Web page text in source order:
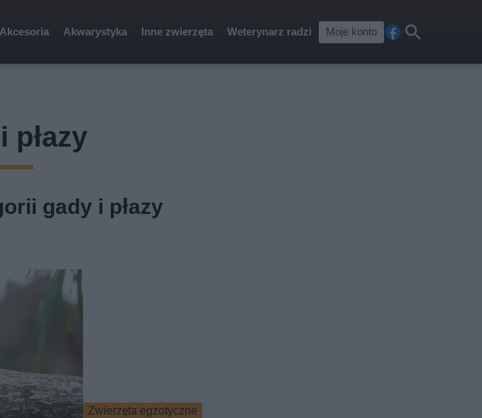
Akcesoria Akwarystyka Inne zwierzęta Weterynarz radzi Moje konto
cebkaj
płazy
gady i płazy
Zwierzęta egzotyczne